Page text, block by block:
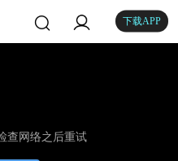
下载APP
查网络之后重试